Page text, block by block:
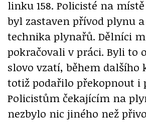
linku 158. Policisté na
byl zastaven přívod plynu
technika plynařů. Dělníci
pokračovali v práci. Byli to
slovo vzatí, během dalšího
totiž podařilo překopnout i
Policistům čekajícím na
nezbylo nic jiného než